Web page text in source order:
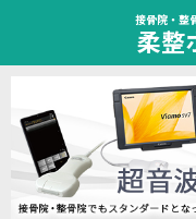
接骨院・整
柔整
HOME
トピック